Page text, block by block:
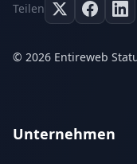
Teilen
© 2026 Entireweb
Unternehmen